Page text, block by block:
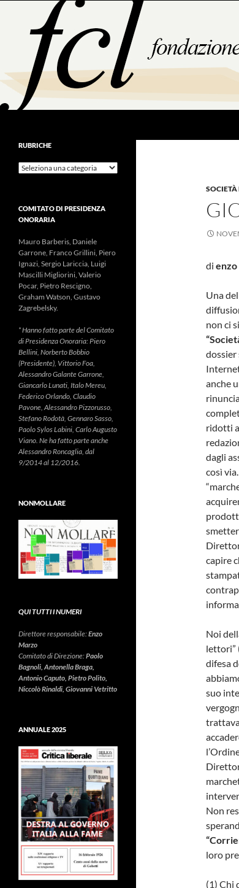
contenuto
di
Una
non ci
dossier
anche
ridotti
dagli
così
capire
Noi
lettori”
difesa
suo
Non
loro
(1) Chi
RUBRICHE
Rubriche
COMITATO DI PRESIDENZA
ONORARIA
Mauro Barberis, Daniele
Garrone, Franco Grillini, Piero
Ignazi, Sergio Lariccia, Luigi
Mascilli Migliorini, Valerio
Pocar, Pietro Rescigno,
Graham Watson, Gustavo
Zagrebelsky.
* Hanno fatto parte del Comitato
di Presidenza Onoraria: Piero
Bellini, Norberto Bobbio
(Presidente), Vittorio Foa,
Alessandro Galante Garrone,
Giancarlo Lunati, Italo Mereu,
Federico Orlando, Claudio
Pavone, Alessandro Pizzorusso,
Stefano Rodotà, Gennaro Sasso,
Paolo Sylos Labini, Carlo Augusto
Viano. Ne ha fatto parte anche
Alessandro Roncaglia, dal
9/2014 al 12/2016.
NONMOLLARE
QUI TUTTI I NUMERI
Direttore responsabile:Enzo
Marzo
Comitato di Direzione:Paolo
Bagnoli, Antonella Braga,
Antonio Caputo, Pietro Polito,
Niccolò Rinaldi, Giovanni Vetritto
ANNUALE 2025